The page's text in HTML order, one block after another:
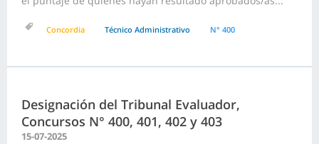
Concordia Técnico Administrativo N° 400
Designación del Tribunal Evaluador,
Concursos N° 400, 401, 402 y 403
15-07-2025